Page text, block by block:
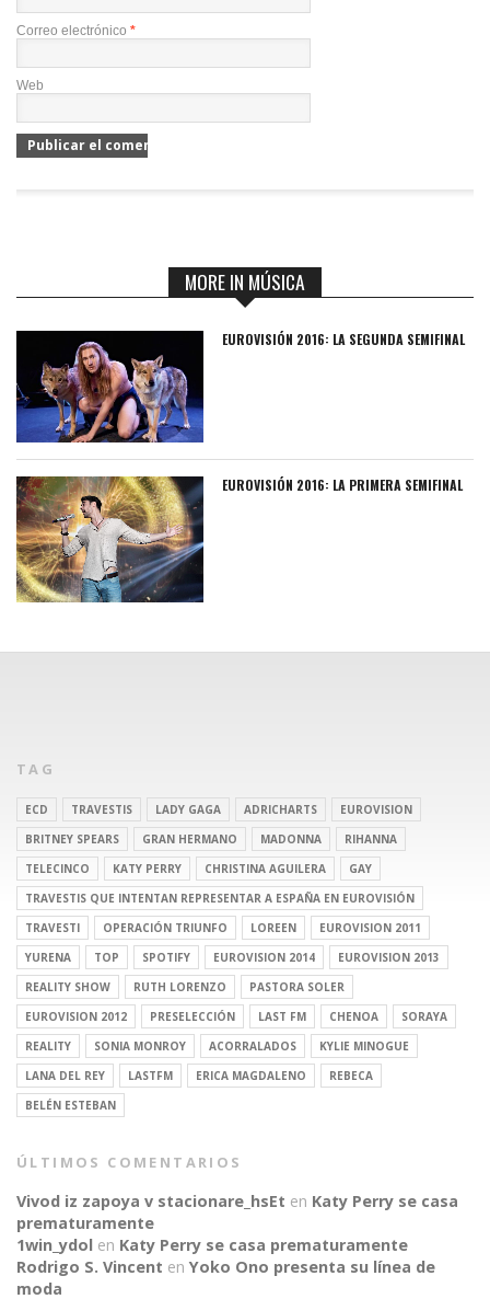
Correo electrónico *
Web
MORE IN MÚSICA
EUROVISIÓN 2016: LA SEGUNDA SEMIFINAL
EUROVISIÓN 2016: LA PRIMERA SEMIFINAL
TAG
ECD TRAVESTIS LADY GAGA ADRICHARTS
EUROVISION
BRITNEY SPEARS
GRAN HERMANO MADONNA
RIHANNA
TELECINCO
KATY PERRY CHRISTINA AGUILERA
GAY
TRAVESTIS QUE INTENTAN REPRESENTAR A ESPAÑA EN EUROVISIÓN
TRAVESTI
OPERACIÓN TRIUNFO LOREEN
EUROVISION 2011
YURENA
TOP SPOTIFY EUROVISION 2014
EUROVISION 2013
REALITY SHOW
RUTH LORENZO
PASTORA SOLER
EUROVISION 2012
PRESELECCIÓN LAST FM CHENOA
SORAYA
REALITY
SONIA MONROY ACORRALADOS
KYLIE MINOGUE
LANA DEL REY
LASTFM ERICA MAGDALENO
REBECA
BELÉN ESTEBAN
ÚLTIMOS COMENTARIOS
Vivod iz zapoya v stacionare_hsEt en Katy Perry se casa
prematuramente
1win_ydol en Katy Perry se casa prematuramente
Rodrigo S. Vincent en Yoko Ono presenta su línea de
moda